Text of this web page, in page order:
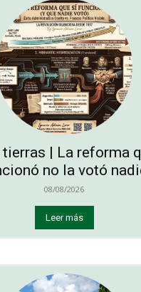
tierras | La reforma
no la votó
08/08/2026
Leer más